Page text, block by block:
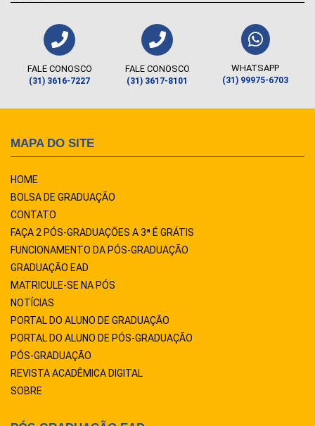
FALE CONOSCO
(31) 3616-7227
FALE CONOSCO
(31) 3617-8101
WHATSAPP
(31) 99975-6703
MAPA DO SITE
HOME
BOLSA DE GRADUAÇÃO
CONTATO
FAÇA 2 PÓS-GRADUAÇÕES A 3ª É GRÁTIS
FUNCIONAMENTO DA PÓS-GRADUAÇÃO
GRADUAÇÃO EAD
MATRICULE-SE NA PÓS
NOTÍCIAS
PORTAL DO ALUNO DE GRADUAÇÃO
PORTAL DO ALUNO DE PÓS-GRADUAÇÃO
PÓS-GRADUAÇÃO
REVISTA ACADÊMICA DIGITAL
SOBRE